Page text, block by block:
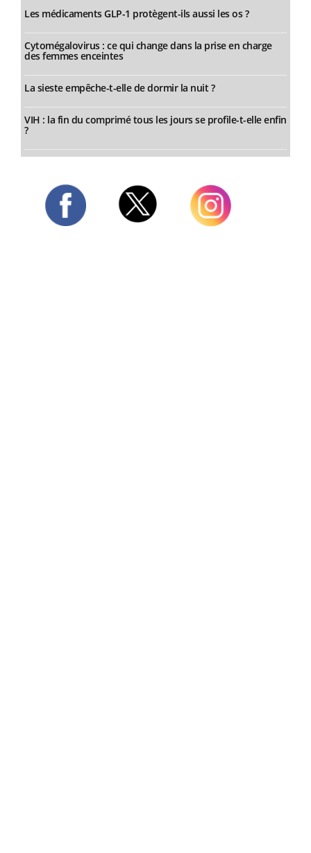
Les médicaments GLP-1 protègent-ils aussi les os ?
Cytomégalovirus : ce qui change dans la prise en charge
des femmes enceintes
La sieste empêche-t-elle de dormir la nuit ?
VIH : la fin du comprimé tous les jours se profile-t-elle enfin
?